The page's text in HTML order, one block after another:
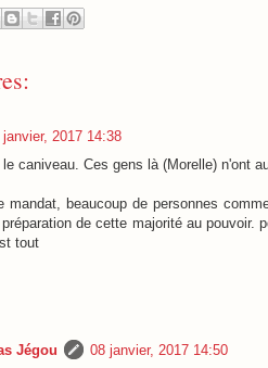
janvier, 2017 14:38
caniveau. Ces gens là (Morelle) n'ont
mandat, beaucoup de personnes
de cette majorité au pouvoir.
tout
Jégou
08 janvier, 2017 14:50